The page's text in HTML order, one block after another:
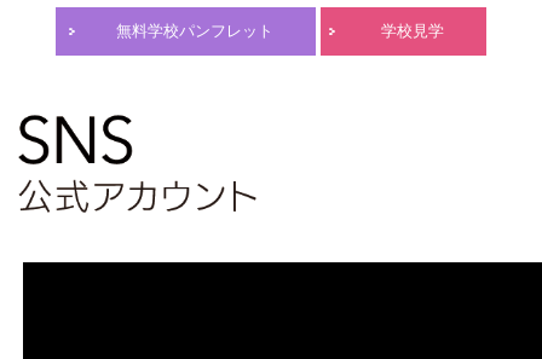
無料学校パンフレット 学校見学